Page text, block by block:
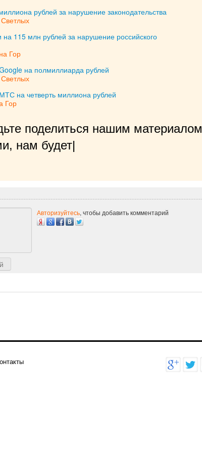
рублей за нарушение законодательства
115 млн рублей за нарушение российского
Гор
на полмиллиарда рублей
на четверть миллиона рублей
Гор
поделиться нашим материалом
нам будет очень приятно!
Авторизуйтесь, чтобы добавить комментарий